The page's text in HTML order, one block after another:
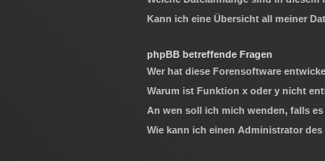
Kann ich eine Übersicht all meiner
phpBB betreffende Fragen
Wer hat diese Forensoftware
Warum ist Funktion x oder y nicht
An wen soll ich mich wenden, falls
Wie kann ich einen Administrator